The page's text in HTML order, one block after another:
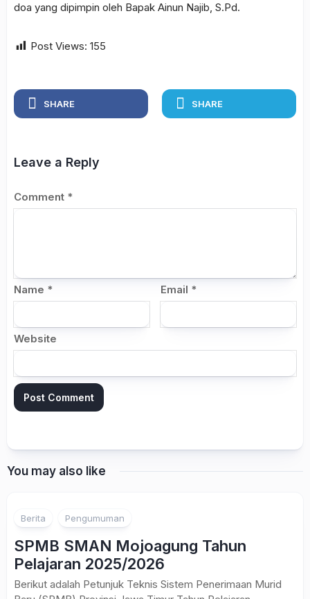
doa yang dipimpin oleh Bapak Ainun Najib, S.Pd.
Post Views: 155
SHARE SHARE
Leave a Reply
Comment *
Name * Email *
Website
You may also like
Berita Pengumuman
SPMB SMAN Mojoagung Tahun
Pelajaran 2025/2026
Berikut adalah Petunjuk Teknis Sistem Penerimaan Murid